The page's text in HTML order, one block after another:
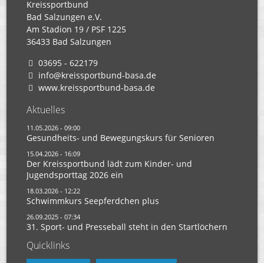
Kreissportbund
Bad Salzungen e.V.
Am Stadion 19 / PSF 1225
36433 Bad Salzungen
03695 - 622179
info@kreissportbund-basa.de
www.kreissportbund-basa.de
Aktuelles
11.05.2026 - 09:00
Gesundheits- und Bewegungskurs für Senioren
15.04.2026 - 16:09
Der Kreissportbund lädt zum Kinder- und
Jugendsporttag 2026 ein
18.03.2026 - 12:22
Schwimmkurs Seepferdchen plus
26.09.2025 - 07:34
31. Sport- und Presseball steht in den Startlöchern
Quicklinks